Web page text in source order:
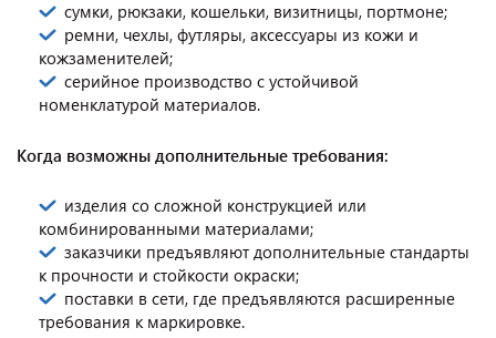
сумки, рюкзаки, кошельки, визитницы, портмоне;
ремни, чехлы, футляры, аксессуары из кожи и
кожзаменителей;
серийное производство с устойчивой
номенклатурой материалов.
Когда возможны дополнительные требования:
изделия со сложной конструкцией или
комбинированными материалами;
заказчики предъявляют дополнительные стандарты
к прочности и стойкости окраски;
поставки в сети, где предъявляются расширенные
требования к маркировке.